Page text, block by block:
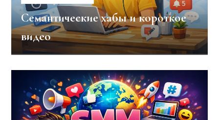
Семантические хабы и короткое
видео